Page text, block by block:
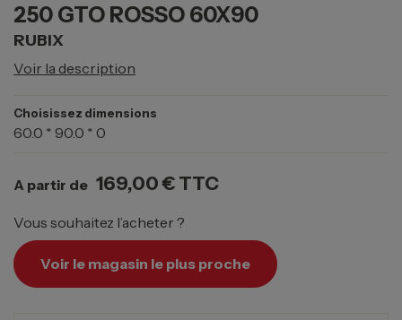
250 GTO ROSSO 60X90
RUBIX
Voir la description
Choisissez dimensions
60.0 * 90.0 * 0
A partir de 169,00 € TTC
Vous souhaitez l’acheter ?
Voir le magasin le plus proche